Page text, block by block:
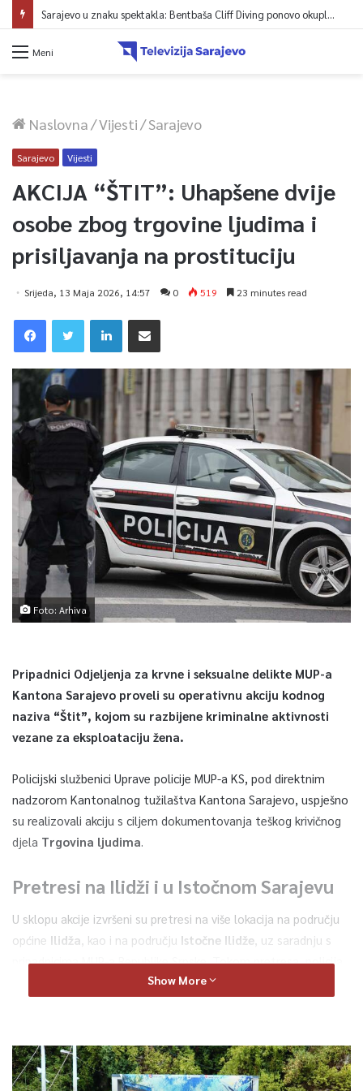
Sarajevo u znaku spektakla: Bentbaša Cliff Diving ponovo okuplja najbolje skakače i vrhunsku zabavu
Meni
Naslovna/Vijesti/Sarajevo
Sarajevo Vijesti
AKCIJA “ŠTIT”: Uhapšene dvije
osobe zbog trgovine ljudima i
prisiljavanja na prostituciju
Srijeda, 13 Maja 2026, 14:57 0 519 23 minutes read
Foto: Arhiva
Pripadnici Odjeljenja za krvne i seksualne delikte MUP-a
Kantona Sarajevo proveli su operativnu akciju kodnog
naziva “Štit”, kojom su razbijene kriminalne aktivnosti
vezane za eksploataciju žena.
Policijski službenici Uprave policije MUP-a KS, pod direktnim
nadzorom Kantonalnog tužilaštva Kantona Sarajevo, uspješno
su realizovali akciju s ciljem dokumentovanja teškog krivičnog
djela Trgovina ljudima.
Pretresi na Ilidži i u Istočnom Sarajevu
U sklopu akcije izvršeni su pretresi na više lokacija na području
općine Ilidža , kao i na području Istočne Ilidže , uz saradnju s
pripadnicima MUP-a Republike Srpske. Tokom pretresa, policija
Određenu količinu marihuane (suha zeljasta materija);
Putničko motorno vozilo markeMercedes.
Show More